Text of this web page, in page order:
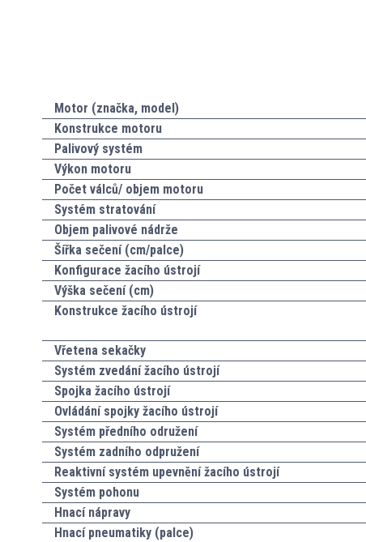
Motor (značka, model)
Konstrukce motoru
Palivový systém
Výkon motoru
Počet válců/ objem motoru
Systém stratování
Objem palivové nádrže
Šířka sečení (cm/palce)
Konfigurace žacího ústrojí
Výška sečení (cm)
Konstrukce žacího ústrojí
Vřetena sekačky
Systém zvedání žacího ústrojí
Spojka žacího ústrojí
Ovládání spojky žacího ústrojí
Systém předního odružení
Systém zadního odpružení
Reaktivní systém upevnění žacího ústrojí
Systém pohonu
Hnací nápravy
Hnací pneumatiky (palce)